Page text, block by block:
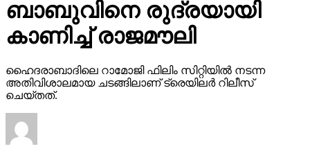
ബാബുവിനെ രുദ്രയായി
കാണിച്ച് രാജമൗലി
ഹൈദരാബാദിലെ റാമോജി ഫിലിം സിറ്റിയില്‍ നടന്ന
അതിവിശാലമായ ചടങ്ങിലാണ് ട്രെയിലര്‍ റിലീസ്
ചെയ്തത്.